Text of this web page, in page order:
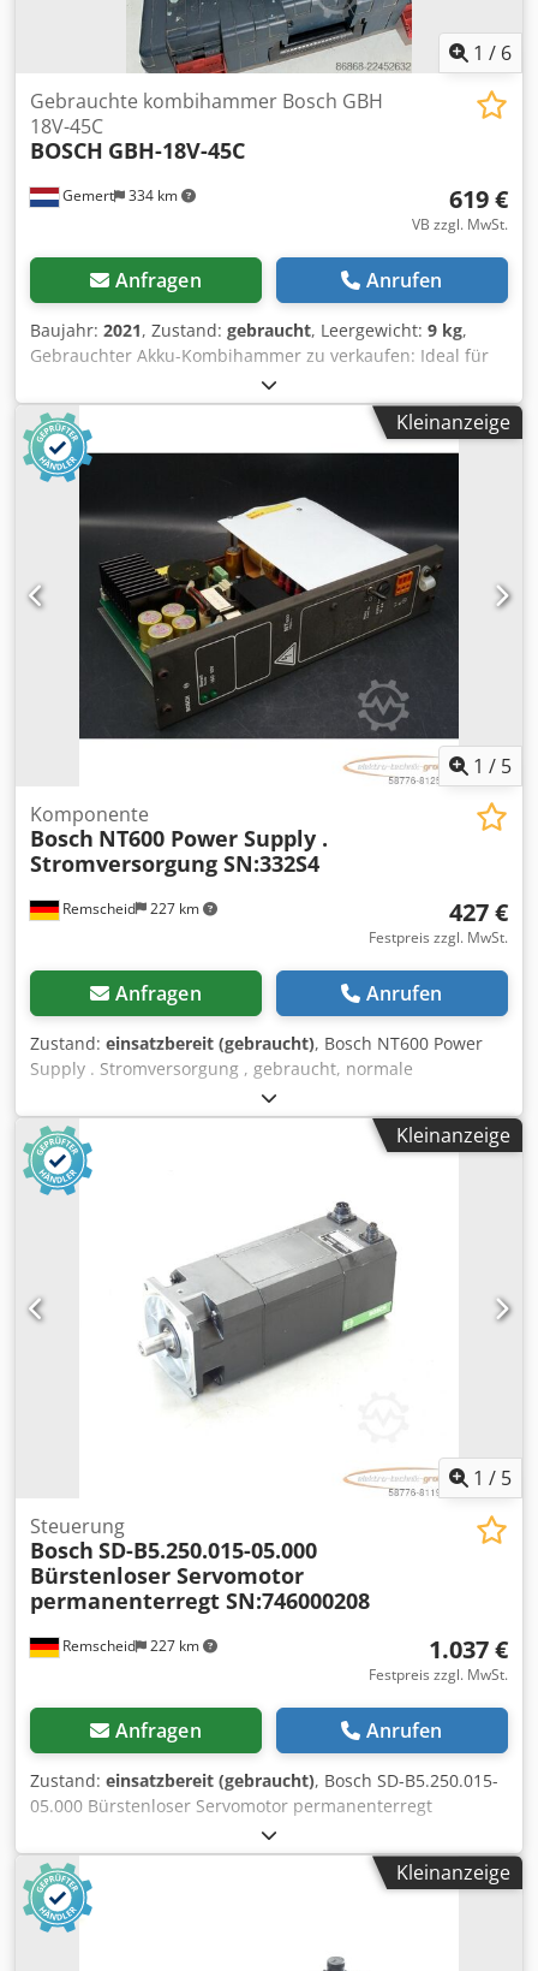
1 / 6
Gemert 334 km
Gebrauchte kombihammer Bosch GBH
18V-45C
BOSCH GBH-18V-45C
619 €
VB zzgl. MwSt.
Anfragen Anrufen
Baujahr: 2021, Zustand: gebraucht, Leergewicht: 9 kg,
Gebrauchter Akku-Kombihammer zu verkaufen: Ideal für
schwere Arbeiten. Unabhängig vom Stromnetz. Baujahr:
2021 inkl. 2 Akkus (12ah), Ladegerät und Koffer.
Crsdpfszqhp Eox Apdsf Bohren und Meißeln. 3
Geschwindigkeiten. Preis: € 750,- inkl. MwSt Mehrere auf
Lager!
Kleinanzeige
1 / 5
Remscheid 227 km
Komponente
Bosch NT600 Power Supply .
Stromversorgung SN:332S4
427 €
Festpreis zzgl. MwSt.
Anfragen Anrufen
Zustand: einsatzbereit (gebraucht), Bosch NT600 Power
Supply . Stromversorgung , gebraucht, normale
Gebrauchsspuren, 100% funktionsfähig, Lieferumfang
gem. Fotos Cjdpfxji D Uaye Apdjrf
Kleinanzeige
1 / 5
Remscheid 227 km
Steuerung
Bosch SD-B5.250.015-05.000
Bürstenloser Servomotor
permanenterregt SN:746000208
1.037 €
Festpreis zzgl. MwSt.
Anfragen Anrufen
Zustand: einsatzbereit (gebraucht), Bosch SD-B5.250.015-
05.000 Bürstenloser Servomotor permanenterregt
SN:746000208 , eine Anschlussbuchse ist leicht beschädigt
siehe Foto,gebraucht, normale Gebrauchsspuren, 100%
funktionsfähig, Lieferumfang gem. Fotos,ACHTUNG: Kosten
für Verpackung und Versand bitte separat anfragen!
ATTENTION: Please enquire for charges for packing and
transport separately! Crsdpsi D E U Hefx Apdof
Kleinanzeige